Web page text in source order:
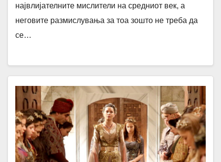
највлијателните мислители на средниот век, а
неговите размислувања за тоа зошто не треба да
се…